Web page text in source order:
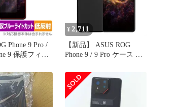
Phone 9 Pro /
9 保護フィル
スース アール
ォン 衝撃吸
しい
¥ 2,711
【新品】 ASUS ROG
Phone 9 / 9 Pro ケース 耐
phone 9 / 9 Pro ケース マ
ット感 指紋防止 擦り傷
防止 耐衝撃 ROG Phone 9
Pro カバー マット感 シン